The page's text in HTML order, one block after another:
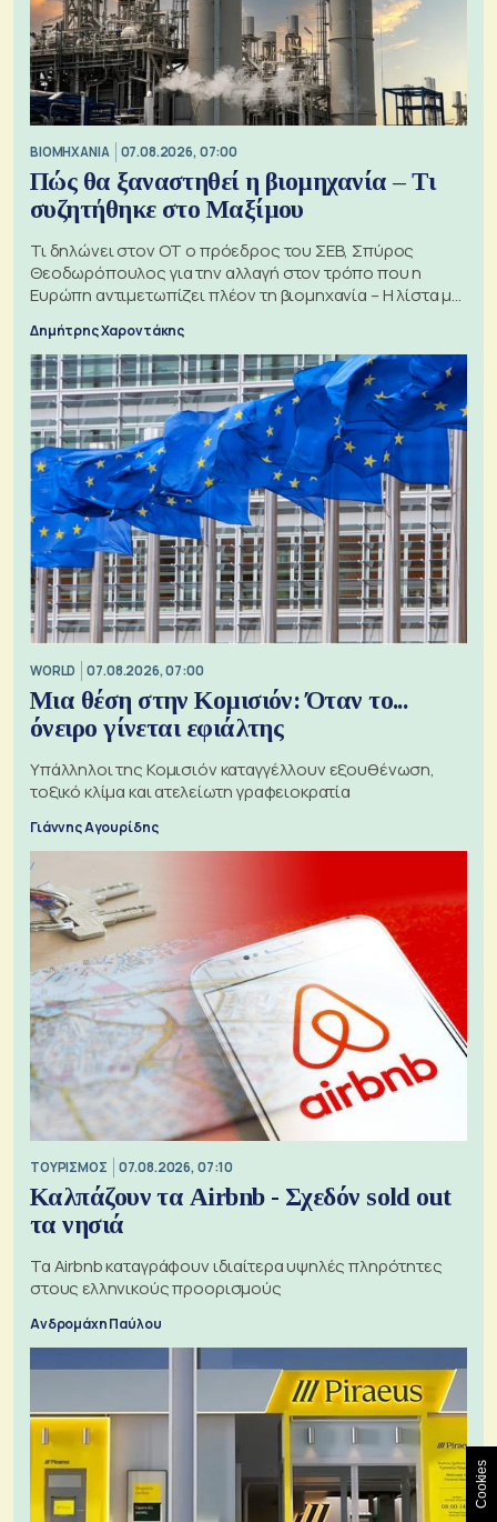
ΒΙΟΜΗΧΑΝΙΑ 07.08.2026, 07:00
Πώς θα ξαναστηθεί η βιομηχανία – Τι
συζητήθηκε στο Μαξίμου
Τι δηλώνει στον ΟΤ ο πρόεδρος του ΣΕΒ, Σπύρος
Θεοδωρόπουλος για την αλλαγή στον τρόπο που η
Ευρώπη αντιμετωπίζει πλέον τη βιομηχανία – Η λίστα με
Δημήτρης Χαροντάκης
WORLD 07.08.2026, 07:00
Μια θέση στην Κομισιόν: Όταν το...
όνειρο γίνεται εφιάλτης
Υπάλληλοι της Κομισιόν καταγγέλλουν εξουθένωση,
τοξικό κλίμα και ατελείωτη γραφειοκρατία
Γιάννης Αγουρίδης
ΤΟΥΡΙΣΜΟΣ 07.08.2026, 07:10
Καλπάζουν τα Airbnb - Σχεδόν sold out
τα νησιά
Τα Airbnb καταγράφουν ιδιαίτερα υψηλές πληρότητες
στους ελληνικούς προορισμούς
Ανδρομάχη Παύλου
Cookies